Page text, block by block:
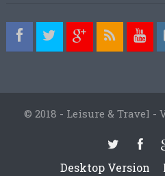
© 2018 - Leisure & Travel -
Desktop Version